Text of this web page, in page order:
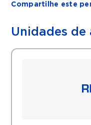
Compartilhe este
Unidades